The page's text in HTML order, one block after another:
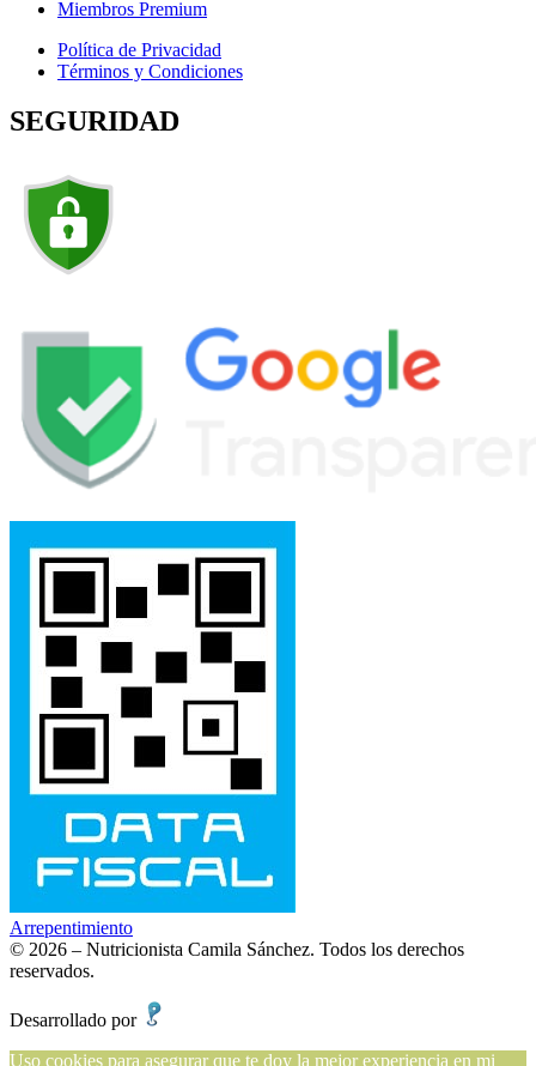
Miembros Premium
Política de Privacidad
Términos y Condiciones
SEGURIDAD
Arrepentimiento
© 2026 – Nutricionista Camila Sánchez. Todos los derechos
reservados.
Desarrollado por
Uso cookies para asegurar que te doy la mejor experiencia en mi